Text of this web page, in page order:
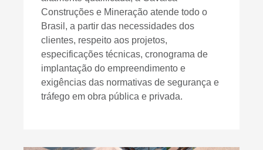
Construções e Mineração atende todo o
Brasil, a partir das necessidades dos
clientes, respeito aos projetos,
especificações técnicas, cronograma de
implantação do empreendimento e
exigências das normativas de segurança e
tráfego em obra pública e privada.